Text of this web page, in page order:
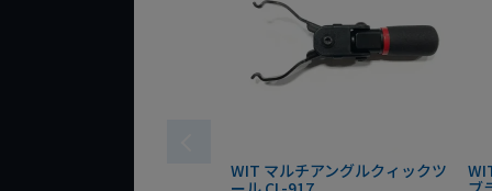
WIT マルチアングルクィックツ